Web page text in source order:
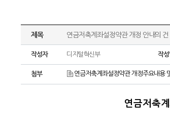
제목 연금저축계좌설정약관 개정 안내의 건
작성자 디지털혁신부 작성
첨부 연금저축계좌설정약관 개정주요내
연금저축